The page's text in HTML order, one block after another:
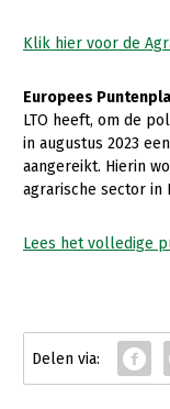
Bestuur en
Medewerkers
Jaarverslag
Vacatures
Pers
Klik hier voor de
Europees
LTO heeft, om de
in augustus 2023 een
aangereikt. Hierin
agrarische sector in
Lees het volledige